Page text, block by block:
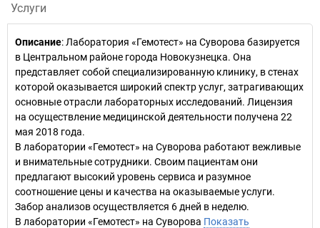
Услуги
Описание: Лаборатория «Гемотест» на Суворова базируется
в Центральном районе города Новокузнецка. Она
представляет собой специализированную клинику, в стенах
которой оказывается широкий спектр услуг, затрагивающих
основные отрасли лабораторных исследований. Лицензия
на осуществление медицинской деятельности получена 22
мая 2018 года.
В лаборатории «Гемотест» на Суворова работают вежливые
и внимательные сотрудники. Своим пациентам они
предлагают высокий уровень сервиса и разумное
соотношение цены и качества на оказываемые услуги.
Забор анализов осуществляется 6 дней в неделю.
В лаборатории «Гемотест» на Суворова Показать